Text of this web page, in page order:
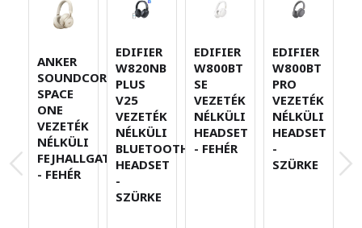
ANKER
SOUNDCORE
SPACE
ONE
VEZETÉK
NÉLKÜLI
FEJHALLGATÓ
- FEHÉR
EDIFIER
W820NB
PLUS
V25
VEZETÉK
NÉLKÜLI
BLUETOOTH
HEADSET
-
SZÜRKE
EDIFIER
W800BT
SE
VEZETÉK
NÉLKÜLI
HEADSET
- FEHÉR
EDIFIER
W800BT
PRO
VEZETÉK
NÉLKÜLI
HEADSET
-
SZÜRKE